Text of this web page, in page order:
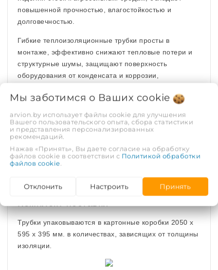
повышенной прочностью, влагостойкостью и
долговечностью.
Гибкие теплоизоляционные трубки просты в
монтаже, эффективно снижают тепловые потери и
структурные шумы, защищают поверхность
оборудования от конденсата и коррозии,
заданного времени. Экологически чистый материал,
безопасен при работе, не требует средств
персональной защиты.
Основные технические
характеристики изоляции
Трубки упаковываются в картонные коробки 2050 x
595 x 395 мм. в количествах, зависящих от толщины
изоляции.
Мы заботимся о Ваших cookie
arvion.by использует файлы cookie для улучшения
Вашего пользовательского опыта, сбора статистики
и представления персонализированных
рекомендаций.
Нажав «Принять», Вы даете согласие на обработку
файлов cookie в соответствии с Политикой обработки
файлов cookie
Отклонить Настроить Принять